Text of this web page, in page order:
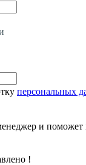
персональных
и поможет
!